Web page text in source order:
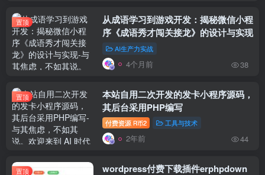
置顶
从成语学习到游戏开发：揭秘微信小程
序《成语秀才闯关接龙》的设计与实现
AI生产力实战
4个月前 38
置顶
本站自用二次开发的发卡小程序源码，
其后台采用PHP编写
付费资源 R币2 工具与技术
2年前 44
置顶 wordpress付费下载插件erphpdown